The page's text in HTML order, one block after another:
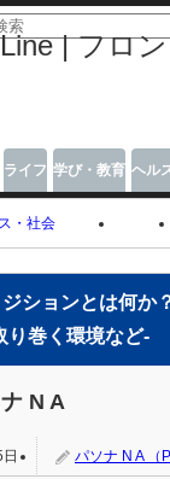
ライフ 学び・教育 ヘル
・社会
ションとは何か
り巻く環境など-
N A
パソナ N A （